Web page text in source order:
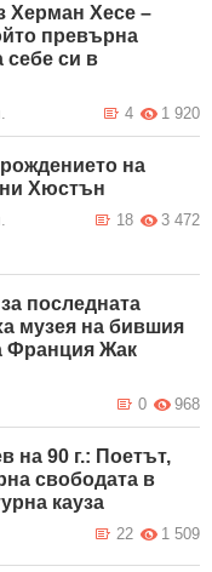
Херман Хесе –
превърна
себе си в
1 920
4
на
Хюстън
3 472
18
последната
музея на бившия
Франция Жак
968
0
на 90 г.: Поетът,
свободата в
кауза
1 509
22